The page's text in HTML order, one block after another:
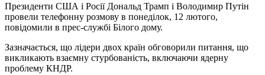
Президенти США і Росії Дональд Трамп і Володимир Путін
провели телефонну розмову в понеділок, 12 лютого,
повідомили в прес-службі Білого дому.
Зазначається, що лідери двох країн обговорили питання, що
викликають взаємну стурбованість, включаючи ядерну
проблему КНДР.